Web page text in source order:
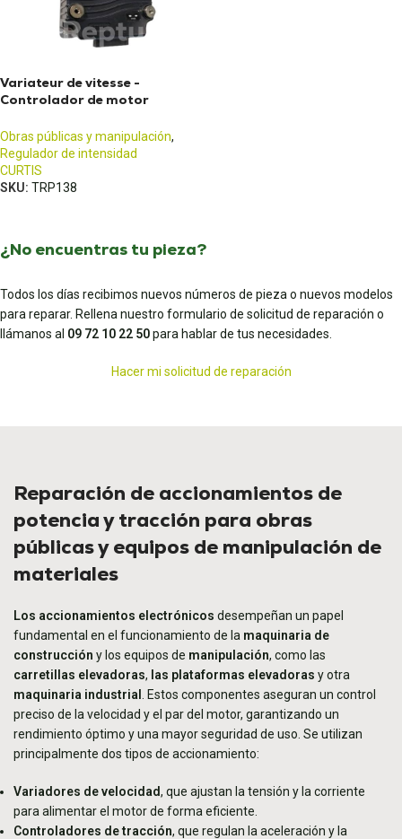
Variateur de vitesse -
Controlador de motor
Obras públicas y manipulación,
Regulador de intensidad
CURTIS
SKU: TRP138
¿No encuentras tu pieza?
Todos los días recibimos nuevos números de pieza o nuevos modelos
para reparar. Rellena nuestro formulario de solicitud de reparación o
llámanos al 09 72 10 22 50para hablar de tus necesidades.
Hacer mi solicitud de reparación
Reparación de accionamientos de
potencia y tracción para obras
públicas y equipos de manipulación de
materiales
Los accionamientos electrónicos desempeñan un papel
fundamental en el funcionamiento de la maquinaria de
construcción y los equipos de manipulación, como las
carretillas elevadoras, las plataformas elevadoras y otra
maquinaria industrial . Estos componentes aseguran un control
preciso de la velocidad y el par del motor, garantizando un
rendimiento óptimo y una mayor seguridad de uso. Se utilizan
principalmente dos tipos de accionamiento:
Variadores de velocidad, que ajustan la tensión y la corriente
para alimentar el motor de forma eficiente.
Controladores de tracción, que regulan la aceleración y la